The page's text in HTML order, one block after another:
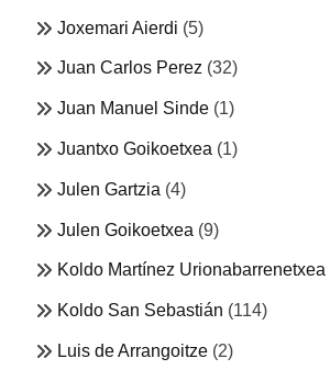
Joxemari Aierdi (5)
Juan Carlos Perez (32)
Juan Manuel Sinde (1)
Juantxo Goikoetxea (1)
Julen Gartzia (4)
Julen Goikoetxea (9)
Koldo Martínez Urionabarrenetxea
Koldo San Sebastián (114)
Luis de Arrangoitze (2)